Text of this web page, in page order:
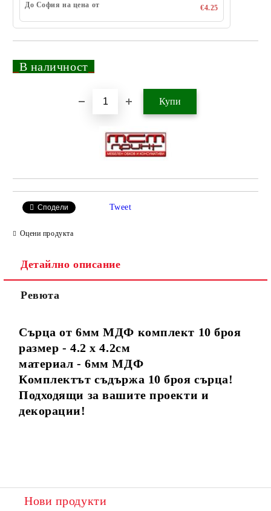
До София на цена от
€4.25
В наличност
Сподели Tweet
Оцени продукта
Детайлно описание
Ревюта
Сърца от 6мм МДФ комплект 10 броя
размер - 4.2 х 4.2см
материал - 6мм МДФ
Комплектът съдържа 10 броя сърца!
Подходящи за вашите проекти и
декорации!
Нови продукти